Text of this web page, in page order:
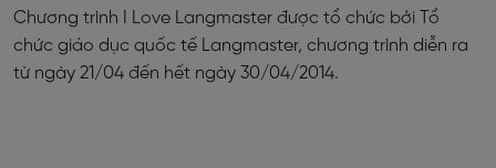
Chương trình I Love Langmaster được tổ chức bởi Tổ
chức giáo dục quốc tế Langmaster, chương trình diễn ra
từ ngày 21/04 đến hết ngày 30/04/2014.